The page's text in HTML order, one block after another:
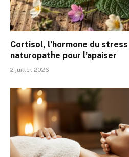
Cortisol, l’hormone du stress
naturopathe pour l’apaiser
2 juillet 2026